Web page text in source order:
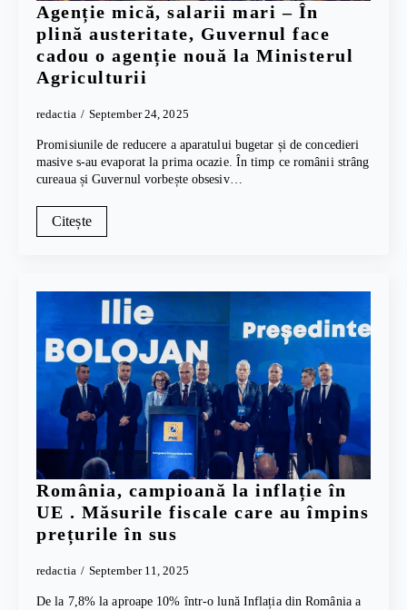
Agenție mică, salarii mari – În
plină austeritate, Guvernul face
cadou o agenție nouă la Ministerul
Agriculturii
redactia September 24, 2025
Promisiunile de reducere a aparatului bugetar și de concedieri
masive s-au evaporat la prima ocazie. În timp ce românii strâng
cureaua și Guvernul vorbește obsesiv…
Citește
România, campioană la inflație în
UE . Măsurile fiscale care au împins
prețurile în sus
redactia September 11, 2025
De la 7,8% la aproape 10% într-o lună Inflația din România a